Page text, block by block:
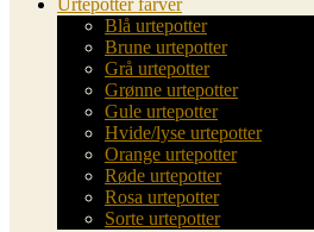
Urtepotter farver
Blå urtepotter
Brune urtepotter
Grå urtepotter
Grønne urtepotter
Gule urtepotter
Hvide/lyse urtepotter
Orange urtepotter
Røde urtepotter
Rosa urtepotter
Sorte urtepotter